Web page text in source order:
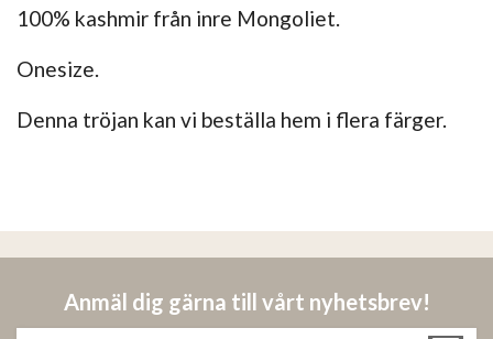
100% kashmir från inre Mongoliet.
Onesize.
Denna tröjan kan vi beställa hem i flera färger.
Anmäl dig gärna till vårt nyhetsbrev!